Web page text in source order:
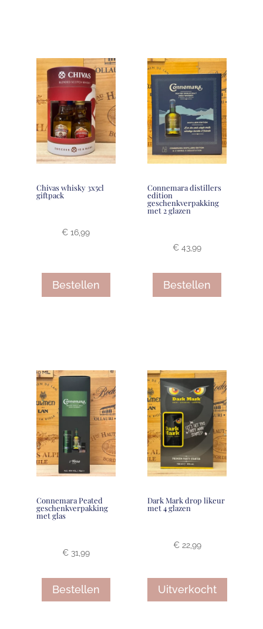
Chivas whisky 3x5cl
giftpack
€ 16,99
Bestellen
Connemara distillers
edition
geschenkverpakking
met 2 glazen
€ 43,99
Bestellen
Connemara Peated
geschenkverpakking
met glas
€31,99
Bestellen
Dark Mark drop likeur
met 4 glazen
€22,99
Uitverkocht